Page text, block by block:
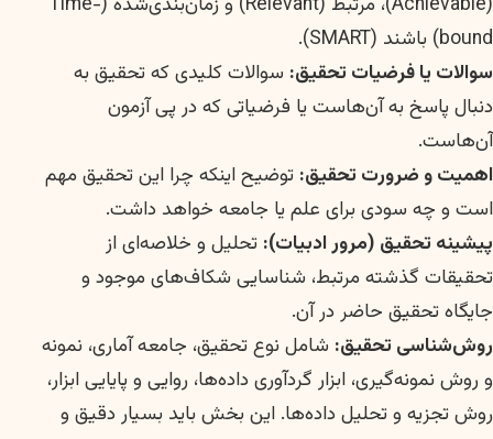
bound) باشند (SMART).
سوالات یا فرضیات تحقیق: سوالات کلیدی که تحقیق به
دنبال پاسخ به آن‌هاست یا فرضیاتی که در پی آزمون
آن‌هاست.
اهمیت و ضرورت تحقیق: توضیح اینکه چرا این تحقیق مهم
است و چه سودی برای علم یا جامعه خواهد داشت.
پیشینه تحقیق (مرور ادبیات): تحلیل و خلاصه‌ای از
تحقیقات گذشته مرتبط، شناسایی شکاف‌های موجود و
جایگاه تحقیق حاضر در آن.
روش‌شناسی تحقیق: شامل نوع تحقیق، جامعه آماری، نمونه
و روش نمونه‌گیری، ابزار گردآوری داده‌ها، روایی و پایایی ابزار،
روش تجزیه و تحلیل داده‌ها. این بخش باید بسیار دقیق و